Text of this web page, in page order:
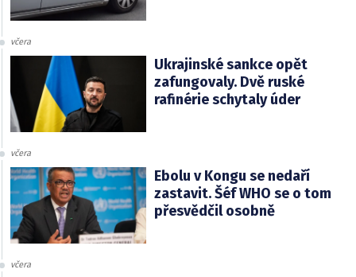
včera
Ukrajinské sankce opět
zafungovaly. Dvě ruské
rafinérie schytaly úder
včera
Ebolu v Kongu se nedaří
zastavit. Šéf WHO se o tom
přesvědčil osobně
včera